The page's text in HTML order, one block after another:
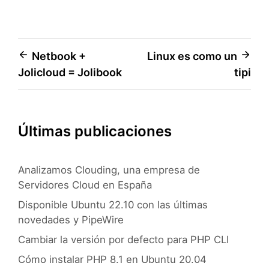
Navegación
de
Netbook +
Jolicloud = Jolibook
Linux es como un
tipi
Últimas publicaciones
Analizamos Clouding, una empresa de
Servidores Cloud en España
Disponible Ubuntu 22.10 con las últimas
novedades y PipeWire
Cambiar la versión por defecto para PHP CLI
Cómo instalar PHP 8.1 en Ubuntu 20.04